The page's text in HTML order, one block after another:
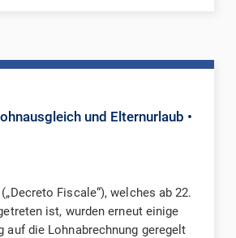
und Elternurlaub •
Fiscale“), welches ab 22.
ist, wurden erneut einige
auf die Lohnabrechnung geregelt